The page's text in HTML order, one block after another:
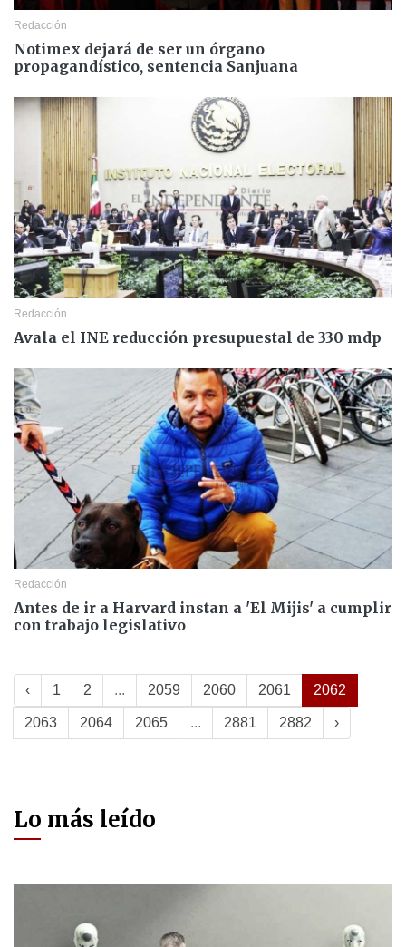
Redacción
Notimex dejará de ser un órgano
propagandístico, sentencia Sanjuana
Redacción
Avala el INE reducción presupuestal de 330 mdp
Redacción
Antes de ir a Harvard instan a 'El Mijis' a cumplir
con trabajo legislativo
‹ 1 2 ... 2059 2060 2061 2062
2063 2064 2065 ... 2881 2882 ›
Lo más leído